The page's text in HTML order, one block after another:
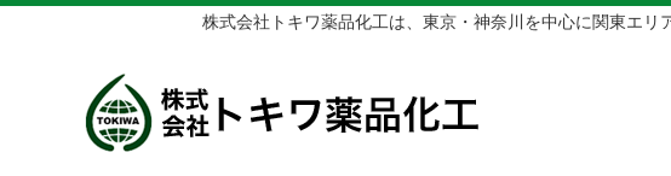
株式会社トキワ薬品化工は、東京・神奈川を中心に関東エリ